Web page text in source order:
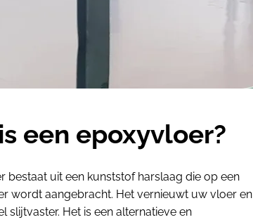
een epoxyvloer?
bestaat uit een kunststof harslaag die op een
wordt aangebracht. Het vernieuwt uw vloer en
slijtvaster. Het is een alternatieve en